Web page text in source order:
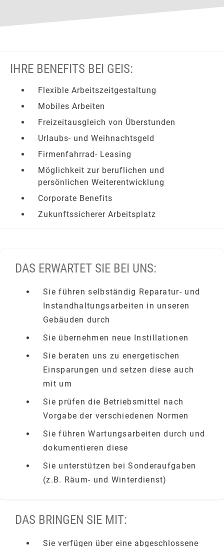
DAS ERWARTET SIE BEI UNS:
Sie führen selbständig Reparatur- und
Instandhaltungsarbeiten in unseren
Gebäuden durch
Sie übernehmen neue Instillationen
Sie beraten uns zu energetischen
Einsparungen und setzen diese auch
mit um
Sie prüfen die Betriebsmittel nach
Vorgabe der verschiedenen Normen
Sie führen Wartungsarbeiten durch und
dokumentieren diese
Sie unterstützen bei Sonderaufgaben
(z.B. Räum- und Winterdienst)
DAS BRINGEN SIE MIT:
Sie verfügen über eine abgeschlossene
IHRE BENEFITS BEI GEIS:
Flexible Arbeitszeitgestaltung
Mobiles Arbeiten
Freizeitausgleich von Überstunden
Urlaubs- und Weihnachtsgeld
Firmenfahrrad- Leasing
Möglichkeit zur beruflichen und
persönlichen Weiterentwicklung
Corporate Benefits
Zukunftssicherer Arbeitsplatz